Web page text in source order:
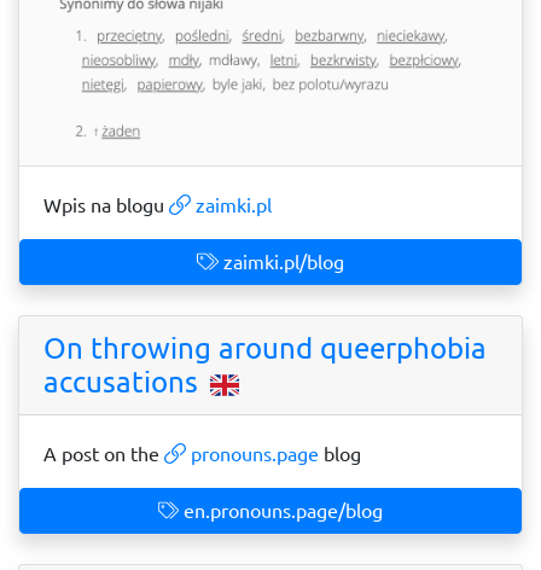
Wpis na blogu zaimki.pl
zaimki.pl/blog
On throwing around queerphobia
accusations
A post on the pronouns.page blog
en.pronouns.page/blog